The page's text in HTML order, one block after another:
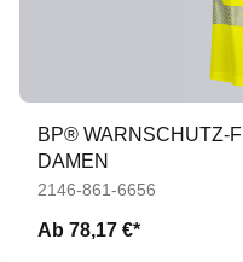
BP® WARNSCHUTZ-
DAMEN
2146-861-6656
Ab 78,17 €*